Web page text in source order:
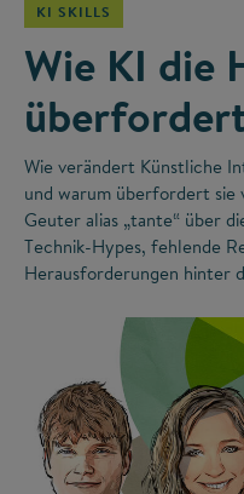
KI SKILLS
Wie KI die
Wie verändert Künstliche
und warum überfordert sie
Geuter alias „tante“ über
Technik-Hypes, fehlende
Herausforderungen hinter